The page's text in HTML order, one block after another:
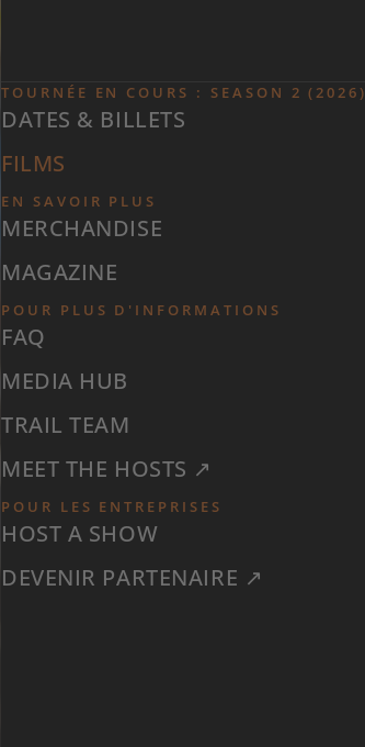
TOURNÉE EN COURS : SEASON 2 (2026)
DATES & BILLETS
FILMS
EN SAVOIR PLUS
MERCHANDISE
MAGAZINE
POUR PLUS D'INFORMATIONS
FAQ
MEDIA HUB
TRAIL TEAM
MEET THE HOSTS ↗
POUR LES ENTREPRISES
HOST A SHOW
DEVENIR PARTENAIRE ↗